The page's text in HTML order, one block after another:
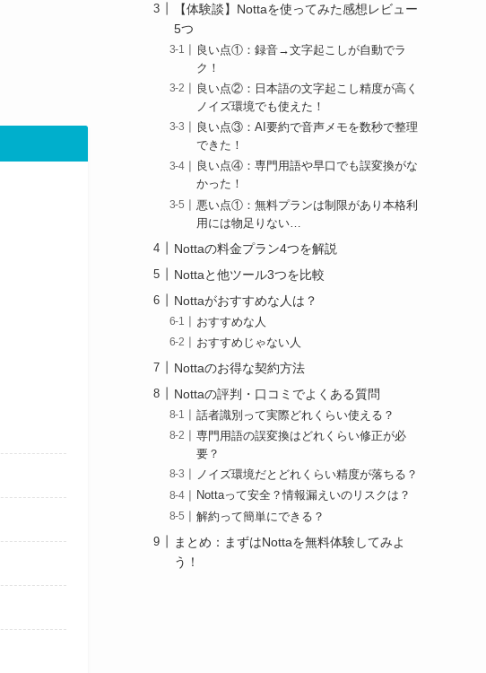
【体験談】Nottaを使ってみた感想レビュー
5つ
良い点①：録音→文字起こしが自動でラ
ク！
良い点②：日本語の文字起こし精度が高く
ノイズ環境でも使えた！
良い点③：AI要約で音声メモを数秒で整理
できた！
良い点④：専門用語や早口でも誤変換がな
かった！
悪い点①：無料プランは制限があり本格利
用には物足りない…
Nottaの料金プラン4つを解説
Nottaと他ツール3つを比較
Nottaがおすすめな人は？
おすすめな人
おすすめじゃない人
Nottaのお得な契約方法
Nottaの評判・口コミでよくある質問
話者識別って実際どれくらい使える？
専門用語の誤変換はどれくらい修正が必
要？
ノイズ環境だとどれくらい精度が落ちる？
Nottaって安全？情報漏えいのリスクは？
解約って簡単にできる？
まとめ：まずはNottaを無料体験してみよ
う！